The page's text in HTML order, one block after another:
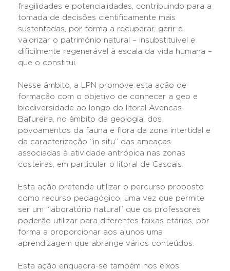
fragilidades e potencialidades, contribuindo para a
tomada de decisões cientificamente mais
sustentadas, por forma a recuperar, gerir e
valorizar o património natural – insubstituível e
dificilmente regenerável à escala da vida humana –
que o constitui.
Nesse âmbito, a LPN promove esta ação de
formação com o objetivo de conhecer a geo e
biodiversidade ao longo do litoral Avencas-
Bafureira, no âmbito da geologia, dos
povoamentos da fauna e flora da zona intertidal e
da caracterização “in situ” das ameaças
associadas à atividade antrópica nas zonas
costeiras, em particular o litoral de Cascais.
Esta ação pretende utilizar o percurso proposto
como recurso pedagógico, uma vez que permite
ser um “laboratório natural” que os professores
poderão utilizar para diferentes faixas etárias, por
forma a proporcionar aos alunos uma
aprendizagem que abrange vários conteúdos.
Esta ação enquadra-se também nos eixos